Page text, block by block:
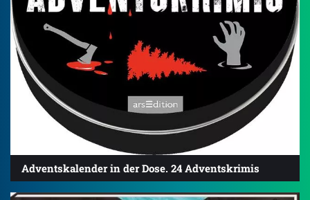
Adventskalender in der Dose. 24 Adventskrimis